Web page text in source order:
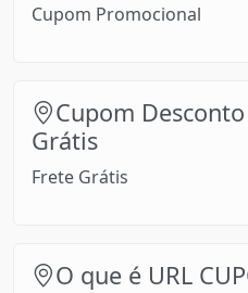
Cupom Promocional
Cupom
Grátis
Frete Grátis
O que é URL